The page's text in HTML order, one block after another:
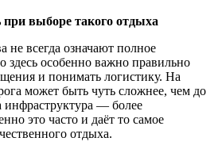
выборе такого отдыха
не всегда означают полное
здесь особенно важно правильно
и понимать логистику. На
может быть чуть сложнее, чем до
инфраструктура — более
это часто и даёт то самое
отдыха.